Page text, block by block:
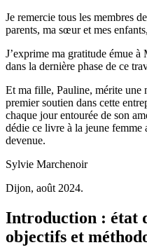
Je remercie tous les membres
parents, ma sœur et mes
J’exprime ma gratitude émue
dans la dernière phase de ce
Et ma fille, Pauline, mérite une
premier soutien dans cette
chaque jour entourée de son
dédie ce livre à la jeune femme
devenue.
Sylvie Marchenoir
Dijon, août 2024.
Introduction : état
objectifs et